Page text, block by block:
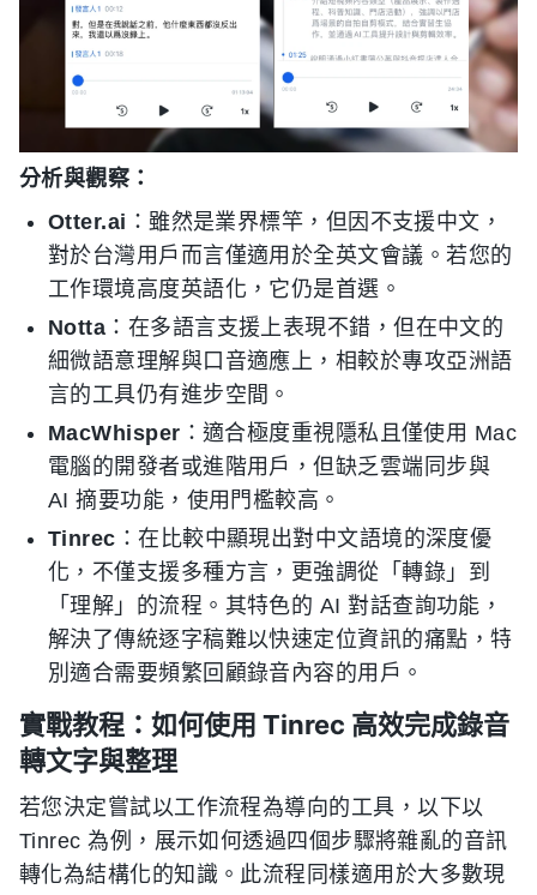
分析與觀察：
Otter.ai ：雖然是業界標竿，但因不支援中文，
對於台灣用戶而言僅適用於全英文會議。若您的
工作環境高度英語化，它仍是首選。
Notta ：在多語言支援上表現不錯，但在中文的
細微語意理解與口音適應上，相較於專攻亞洲語
言的工具仍有進步空間。
MacWhisper ：適合極度重視隱私且僅使用 Mac
電腦的開發者或進階用戶，但缺乏雲端同步與
AI 摘要功能，使用門檻較高。
Tinrec ：在比較中顯現出對中文語境的深度優
化，不僅支援多種方言，更強調從「轉錄」到
「理解」的流程。其特色的 AI 對話查詢功能，
解決了傳統逐字稿難以快速定位資訊的痛點，特
別適合需要頻繁回顧錄音內容的用戶。
實戰教程：如何使用 Tinrec 高效完成錄音
轉文字與整理
若您決定嘗試以工作流程為導向的工具，以下以
Tinrec 為例，展示如何透過四個步驟將雜亂的音訊
轉化為結構化的知識。此流程同樣適用於大多數現